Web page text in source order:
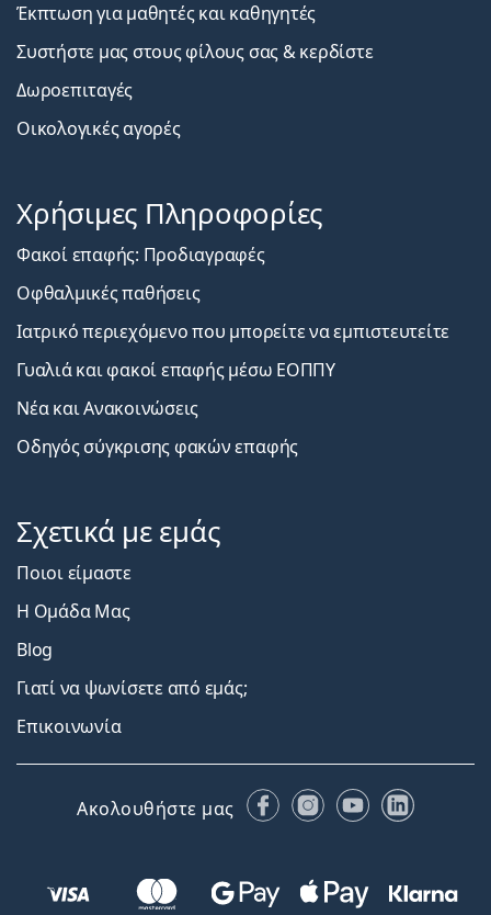
Έκπτωση για μαθητές και καθηγητές
Συστήστε μας στους φίλους σας & κερδίστε
Δωροεπιταγές
Οικολογικές αγορές
Χρήσιμες Πληροφορίες
Φακοί επαφής: Προδιαγραφές
Οφθαλμικές παθήσεις
Ιατρικό περιεχόμενο που μπορείτε να εμπιστευτείτε
Γυαλιά και φακοί επαφής μέσω ΕΟΠΠΥ
Νέα και Ανακοινώσεις
Οδηγός σύγκρισης φακών επαφής
Σχετικά με εμάς
Ποιοι είμαστε
Η Ομάδα Μας
Blog
Γιατί να ψωνίσετε από εμάς;
Επικοινωνία
Ακολουθήστε μας FacebookInstagram
YouTubeLinkedIn